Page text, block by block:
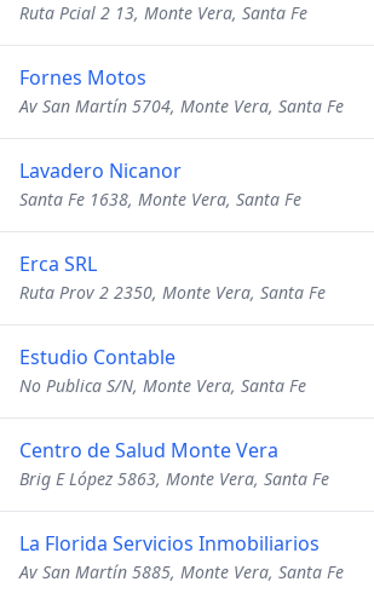
Ruta Pcial 2 13, Monte Vera, Santa Fe
Fornes Motos
Av San Martín 5704, Monte Vera, Santa Fe
Lavadero Nicanor
Santa Fe 1638, Monte Vera, Santa Fe
Erca SRL
Ruta Prov 2 2350, Monte Vera, Santa Fe
Estudio Contable
No Publica S/N, Monte Vera, Santa Fe
Centro de Salud Monte Vera
Brig E López 5863, Monte Vera, Santa Fe
La Florida Servicios Inmobiliarios
Av San Martín 5885, Monte Vera, Santa Fe